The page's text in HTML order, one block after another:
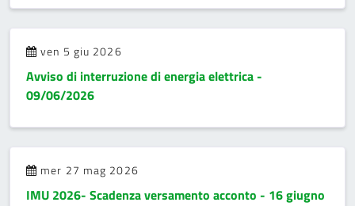
ven 5 giu 2026
Avviso di interruzione di energia elettrica -
09/06/2026
mer 27 mag 2026
IMU 2026- Scadenza versamento acconto - 16 giugno